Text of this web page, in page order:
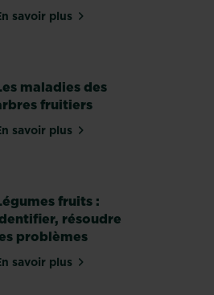
pour les maladies des agrumes
savoir plussur Plantes annuelles :
et de la pomme de terre ?
maladies des
fruitiers
savoir plussur Les maladies des arbres
problèmes
fruits :
résoudre
problèmes
savoir plussur Légumes fruits :